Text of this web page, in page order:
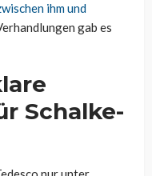
ihm und
gab es
Schalke-